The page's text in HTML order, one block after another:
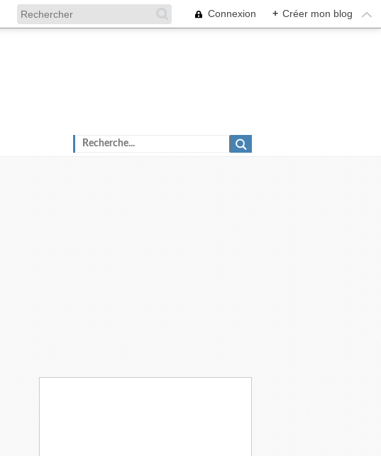
Connexion + Créer mon blog